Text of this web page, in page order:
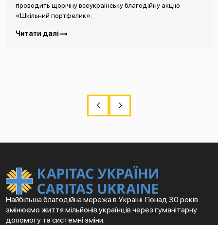
проводить щорічну всеукраїнську благодійну акцію
«Шкільний портфелик».
Читати далі
Найбільша благодійна мережа в Україні. Понад 30 років
змінюємо життя мільйонів українців через гуманітарну
допомогу та системні зміни.